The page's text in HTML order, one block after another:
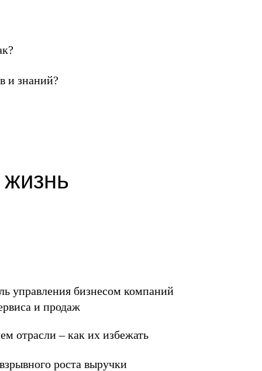
и знаний?
управления бизнесом компаний
и продаж
отрасли – как их избежать
роста выручки